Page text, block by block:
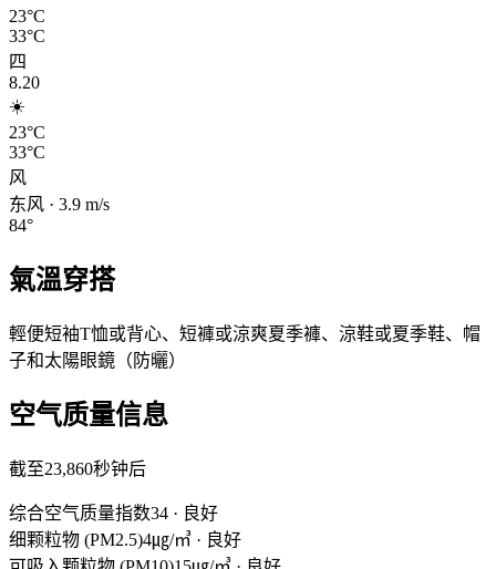
23°C
33°C
四
8.20
☀️
23°C
33°C
风
东风 · 3.9 m/s
84°
氣溫穿搭
輕便短袖T恤或背心、短褲或涼爽夏季褲、涼鞋或夏季鞋、帽
子和太陽眼鏡（防曬）
空气质量信息
截至23,860秒钟后
综合空气质量指数34 · 良好
细颗粒物 (PM2.5)4㎍/㎥ · 良好